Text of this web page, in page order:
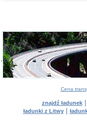
Cena
znajdź ładunek|
ładunki z Litwy|